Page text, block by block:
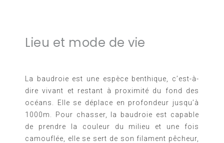
Lieu et mode de vie
La baudroie est une espèce benthique, c’est-à-
dire vivant et restant à proximité du fond des
océans. Elle se déplace en profondeur jusqu’à
1000m. Pour chasser, la baudroie est capable
de prendre la couleur du milieu et une fois
camouflée, elle se sert de son filament pêcheur,